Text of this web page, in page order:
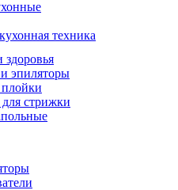
техника
здоровья
эпиляторы
стрижки